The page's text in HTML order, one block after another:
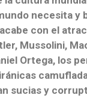
necesita y
con el
Mussolini,
Ortega, los
sucias y